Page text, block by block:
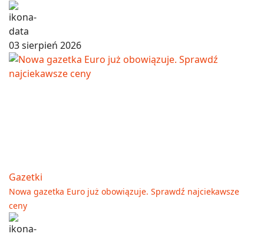
03 sierpień 2026
Gazetki
Nowa gazetka Euro już obowiązuje. Sprawdź najciekawsze
ceny